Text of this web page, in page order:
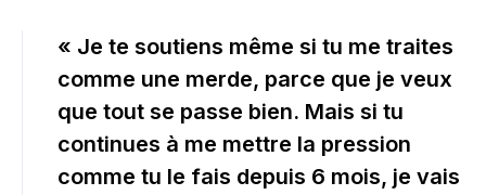
« Je te soutiens même si tu me traites
comme une merde, parce que je veux
que tout se passe bien. Mais si tu
continues à me mettre la pression
comme tu le fais depuis 6 mois, je vais